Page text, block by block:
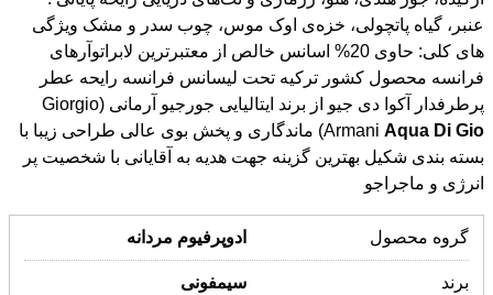
Armani Aqua Di Gio ) ماندگاری و پخش بوی عالی طراحی زیبا با
بسته بندی شکیل بهترین گزینه جهت هدیه به آقایانی با شخصیت پر
انرژی و ماجراجو
گروه محصول ادوپرفیوم مردانه
برند سیمفونی